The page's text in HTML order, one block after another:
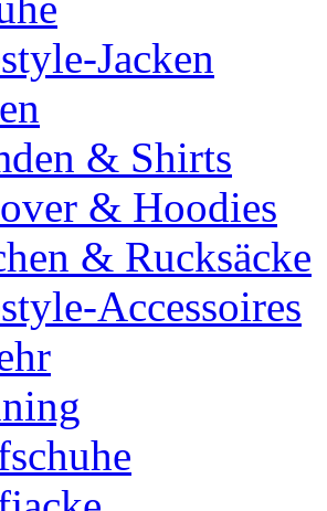
Jacken
& Shirts
& Hoodies
& Rucksäcke
Accessoires